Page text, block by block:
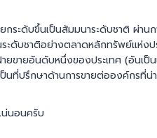
ะดับขึ้นเป็นสัมมนาระดับชาติ ผ่านก
ดับชาติอย่างตลาดหลักทรัพย์แห่งป
ขายอันดับหนึ่งของประเทศ (อันเป็
ป็นที่ปรึกษาด้านการขายต่อองค์กรที่
นอนครับ